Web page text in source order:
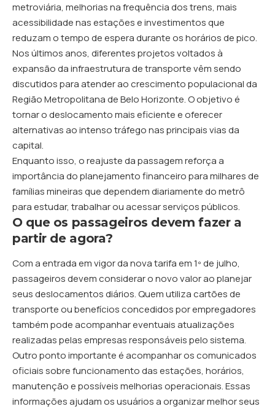
metroviária, melhorias na frequência dos trens, mais
acessibilidade nas estações e investimentos que
reduzam o tempo de espera durante os horários de pico.
Nos últimos anos, diferentes projetos voltados à
expansão da infraestrutura de transporte vêm sendo
discutidos para atender ao crescimento populacional da
Região Metropolitana de Belo Horizonte. O objetivo é
tornar o deslocamento mais eficiente e oferecer
alternativas ao intenso tráfego nas principais vias da
capital.
Enquanto isso, o reajuste da passagem reforça a
importância do planejamento financeiro para milhares de
famílias mineiras que dependem diariamente do metrô
para estudar, trabalhar ou acessar serviços públicos.
O que os passageiros devem fazer a
partir de agora?
Com a entrada em vigor da nova tarifa em 1º de julho,
passageiros devem considerar o novo valor ao planejar
seus deslocamentos diários. Quem utiliza cartões de
transporte ou benefícios concedidos por empregadores
também pode acompanhar eventuais atualizações
realizadas pelas empresas responsáveis pelo sistema.
Outro ponto importante é acompanhar os comunicados
oficiais sobre funcionamento das estações, horários,
manutenção e possíveis melhorias operacionais. Essas
informações ajudam os usuários a organizar melhor seus